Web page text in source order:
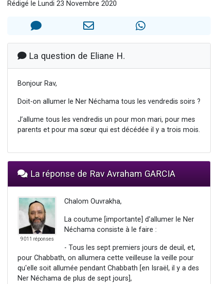
30 personnes viennent de faire un don pour Sauvez la jambe de Yohan
12 nouvelles musiques dans Torah-Box Music
29 personnes viennent de demander une bénédiction
Rédigé le Lundi 23 Novembre 2020
La question de Eliane H.
Bonjour Rav,
Doit-on allumer le Ner Néchama tous les vendredis soirs ?
J’allume tous les vendredis un pour mon mari, pour mes
parents et pour ma sœur qui est décédée il y a trois mois.
La réponse de Rav Avraham GARCIA
9011 réponses
Chalom Ouvrakha,
La coutume [importante] d'allumer le Ner
Néchama consiste à le faire :
- Tous les sept premiers jours de deuil, et,
pour Chabbath, on allumera cette veilleuse la veille pour
qu'elle soit allumée pendant Chabbath [en Israël, il y a des
Ner Néchama de plus de sept jours],